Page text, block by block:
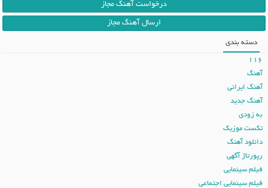
درخواست آهنگ مجاز
ارسال آهنگ مجاز
دسته بندی
116
آهنگ
آهنگ ایرانی
آهنگ جدید
به زودی
تکست موزیک
دانلود آهنگ
رپورتاژ آگهی
فیلم سینمایی
فیلم سینمایی اجتماعی